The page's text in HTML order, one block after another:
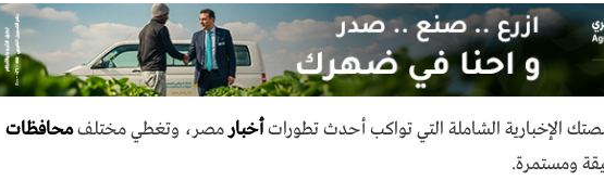
الإخبارية الشاملة التي تواكب أحدث تطوراتأخبار مصر، وتغطي مختلفمحافظات
ومستمرة.